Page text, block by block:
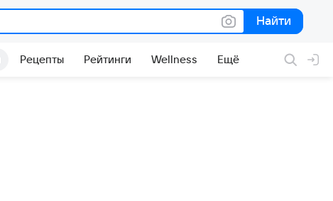
Найти
Найти
Рецепты Рейтинги Wellness Ещё